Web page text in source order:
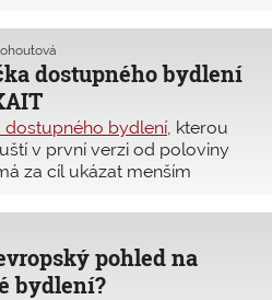
věnoval navrhování staveb
betonu a zavádění nových
technologií. Díky jeho novým
staví i současné mosty.
odbornou činnost,
se stále zajímá.
letech začal psát naučné
studuje architekturu
komentoval slovy: „Ale
sám se o něčem
nikomu jinému to k užitku
dostupného bydlení
dostupného bydlení, kterou
v první verzi od poloviny
za cíl ukázat menším
aby dokázali na
realizovat nové, kvalitní
nenáročné (PENB A) byty.
příprava zadání
pohled na
bydlení?